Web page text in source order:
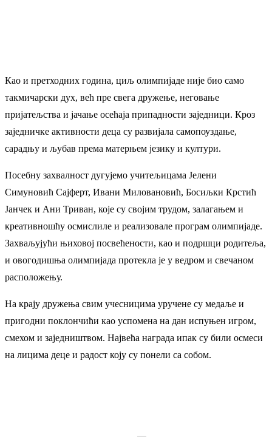
Као и претходних година, циљ олимпијаде није био само
такмичарски дух, већ пре свега дружење, неговање
пријатељства и јачање осећаја припадности заједници. Кроз
заједничке активности деца су развијала самопоуздање,
сарадњу и љубав према матерњем језику и култури.
Посебну захвалност дугујемо учитељицама Јелени
Симуновић Сајферт, Ивани Миловановић, Босиљки Крстић
Јанчек и Ани Триван, које су својим трудом, залагањем и
креативношћу осмислиле и реализовале програм олимпијаде.
Захваљујући њиховој посвећености, као и подршци родитеља,
и овогодишња олимпијада протекла је у ведром и свечаном
расположењу.
На крају дружења свим учесницима уручене су медаље и
пригодни поклончићи као успомена на дан испуњен игром,
смехом и заједништвом. Највећа награда ипак су били осмеси
на лицима деце и радост коју су понели са собом.